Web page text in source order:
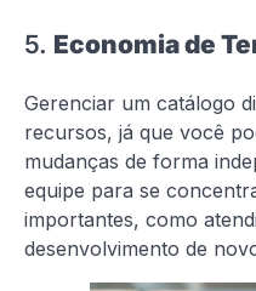
5. Economia de
Gerenciar um catálogo
recursos, já que você
mudanças de forma
equipe para se
importantes, como
desenvolvimento de